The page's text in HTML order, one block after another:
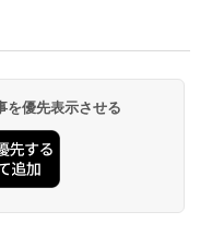
を優先表示させる